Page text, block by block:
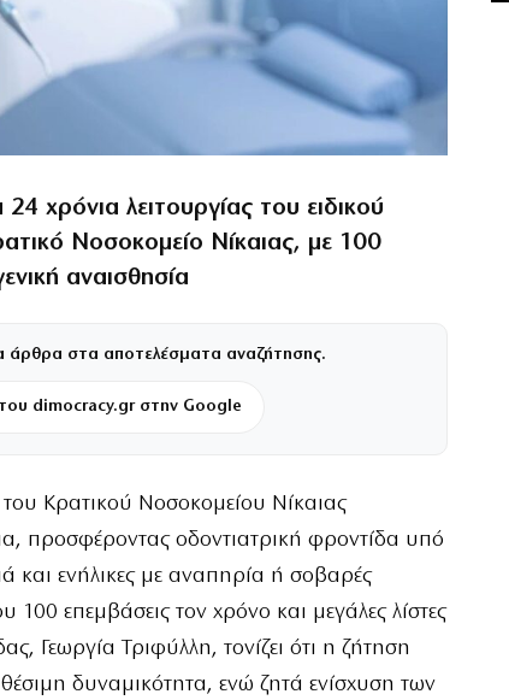
χρόνια λειτουργίας του ειδικού
Νοσοκομείο Νίκαιας, με 100
αναισθησία
άρθρα στα αποτελέσματα αναζήτησης.
dimocracy.gr στην Google
του Κρατικού Νοσοκομείου Νίκαιας
προσφέροντας οδοντιατρική φροντίδα υπό
και ενήλικες με αναπηρία ή σοβαρές
100 επεμβάσεις τον χρόνο και μεγάλες λίστες
Γεωργία Τριφύλλη, τονίζει ότι η ζήτηση
δυναμικότητα, ενώ ζητά ενίσχυση των